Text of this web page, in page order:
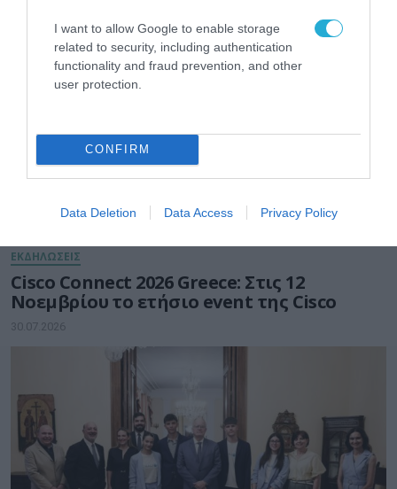
I want to allow Google to enable storage
related to security, including authentication
functionality and fraud prevention, and other
user protection.
CONFIRM
Data Deletion Data Access Privacy Policy
ΕΚΔΗΛΩΣΕΙΣ
Cisco Connect 2026 Greece: Στις 12
Νοεμβρίου το ετήσιο event της Cisco
30.07.2026